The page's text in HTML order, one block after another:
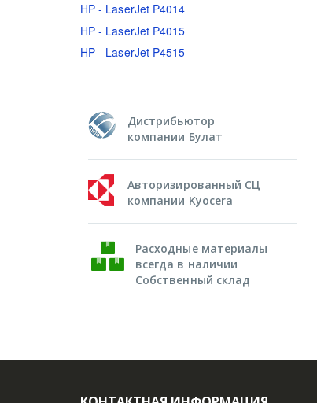
HP - LaserJet P4014
HP - LaserJet P4015
HP - LaserJet P4515
Дистрибьютор
компании Булат
Авторизированный СЦ
компании Kyocera
Расходные материалы
всегда в наличии
Собственный склад